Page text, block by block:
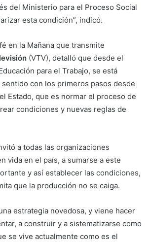
del Ministerio para el Proceso Social
esta condición”, indicó.
en la Mañana que transmite
(VTV), detalló que desde el
para el Trabajo, se está
con los primeros pasos desde
Estado, que es normar el proceso de
condiciones y nuevas reglas de
a todas las organizaciones
vida en el país, a sumarse a este
y así establecer las condiciones,
que la producción no se caiga.
estrategia novedosa, y viene hacer
a construir y a sistematizarse como
se vive actualmente como es el